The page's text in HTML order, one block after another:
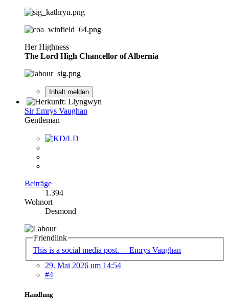
Her Highness
The Lord High Chancellor of Albernia
Inhalt melden
Sir Emrys Vaughan
Gentleman
Beiträge
1.394
Wohnort
Desmond
Friendlink
This is a social media post.— Emrys Vaughan
29. Mai 2026 um 14:54
#4
Handlung